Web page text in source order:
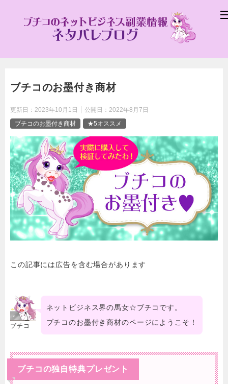
ブチコのお墨付き商材
更新日： 2023年10月1日 公開日： 2022年8月7日
ブチコのお墨付き商材
★5オススメ
この記事には広告を含む場合があります
ブチコ
ネットビジネス界の馬女☆ブチコです。
ブチコのお墨付き商材のページにようこそ！
ブチコの独自特典プレゼント